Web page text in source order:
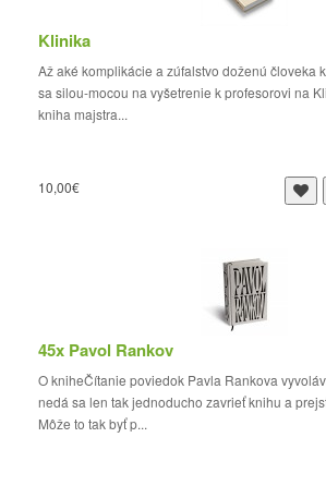
Klinika
Až aké komplikácie a zúfalstvo doženú človeka
sa silou-mocou na vyšetrenie k profesorovi na
kniha majstra...
10,00€
45x Pavol Rankov
O kniheČítanie poviedok Pavla Rankova
nedá sa len tak jednoducho zavrieť knihu a
Môže to tak byť p...